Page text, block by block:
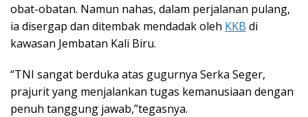
obat-obatan. Namun nahas, dalam perjalanan pulang,
ia disergap dan ditembak mendadak oleh KKB di
kawasan Jembatan Kali Biru.
“TNI sangat berduka atas gugurnya Serka Seger,
prajurit yang menjalankan tugas kemanusiaan dengan
penuh tanggung jawab,”tegasnya.